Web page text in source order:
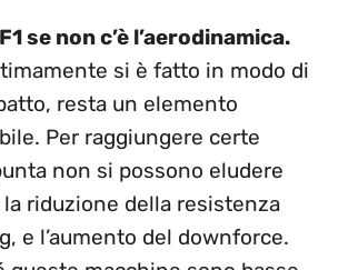
se non c’è l’aerodinamica.
si è fatto in modo di
resta un elemento
Per raggiungere certe
non si possono eludere
riduzione della resistenza
e l’aumento del downforce.